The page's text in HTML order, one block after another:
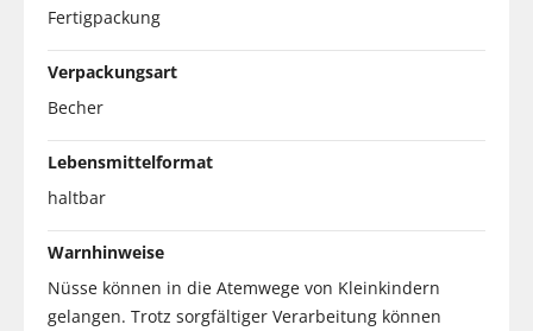
Fertigpackung
Verpackungsart
Becher
Lebensmittelformat
haltbar
Warnhinweise
Nüsse können in die Atemwege von Kleinkindern
gelangen. Trotz sorgfältiger Verarbeitung können